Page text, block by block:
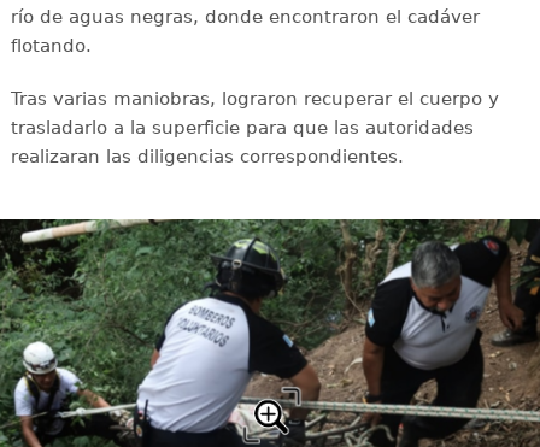
río de aguas negras, donde encontraron el cadáver
flotando.
Tras varias maniobras, lograron recuperar el cuerpo y
trasladarlo a la superficie para que las autoridades
realizaran las diligencias correspondientes.